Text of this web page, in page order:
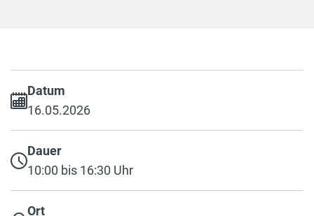
Datum
16.05.2026
Dauer
10:00 bis 16:30 Uhr
Ort